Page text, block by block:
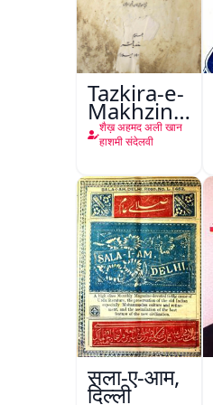
Tazkira-e-
Makhzin-
ul-
Gharaib
शैख़ अहमद अली खान
हाशमी संदेलवी
सला-ए-आम,
दिल्ली